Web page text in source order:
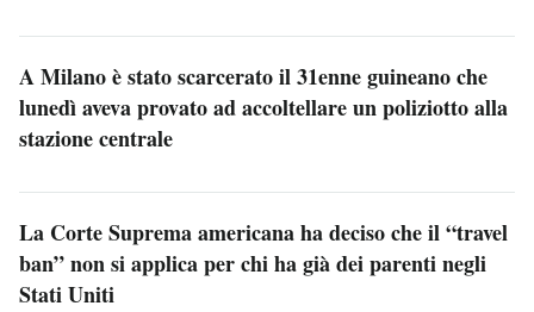
A Milano è stato scarcerato il 31enne guineano che
lunedì aveva provato ad accoltellare un poliziotto alla
stazione centrale
La Corte Suprema americana ha deciso che il “travel
ban” non si applica per chi ha già dei parenti negli
Stati Uniti